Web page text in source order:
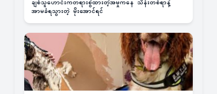
ချစ်သူဟောင်းကတရားစွဲထားတဲ့အမှုကနေ သိန်းတစ်ရာနဲ့
အာမခံရသွားတဲ့ မိုးအောင်ရင်